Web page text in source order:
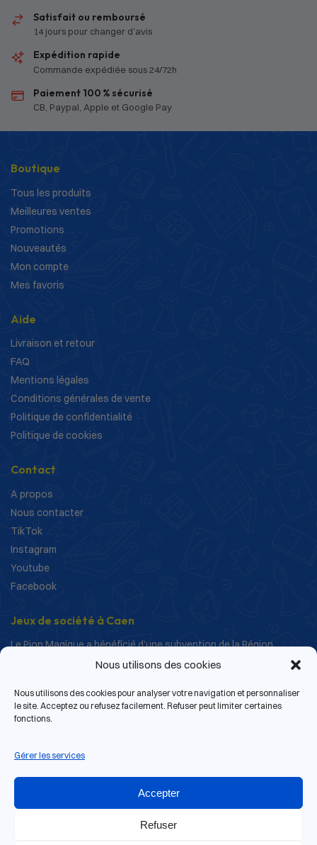
Nous utilisons des cookies
Nous utilisons des cookies pour analyser votre navigation et personnaliser
le site. Acceptez ou refusez facilement. Refuser peut limiter certaines
fonctions.
Gérer les services
Accepter
Refuser
Satisfait ou remboursé
14 jours pour changer d’avis
Expédition rapide
Commande expédiée sous 24/72h
Paiement 100 % sécurisé
CB, Paypal, Apple et Google Pay
Boutique
Tous les produits
Meilleures ventes
Promotions
Nouveautés
Mon compte
Mes favoris
Aide
Livraison et retour
FAQ
Mentions légales
Conditions générales de vente
Politique de confidentialité
Politique de cookies
Contact
A propos
Nous contacter
TikTok
Instagram
Youtube
Facebook
Jeux de société à Caen
Le Pion Magique a bénéficié d’une subvention de la Région
Normandie dans le cadre de ses actions de structuration et de